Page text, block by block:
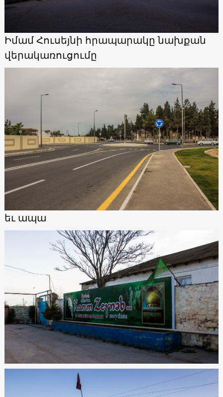
Իմամ Հուսեյնի հրապարակը նախքան
վերակառուցումը
եւ ապա